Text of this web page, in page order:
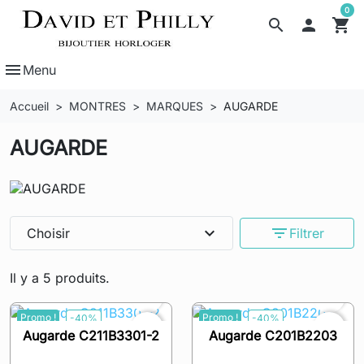
search  shopping_cart
0
menu Menu
Accueil MONTRES MARQUES AUGARDE
AUGARDE
Il y a 5 produits.
Choisir expand_more filter_list Filtrer
Promo ! -40%
favorite_border
Augarde C211B3301-2
Promo ! -40%
favorite_border
Augarde C201B2203